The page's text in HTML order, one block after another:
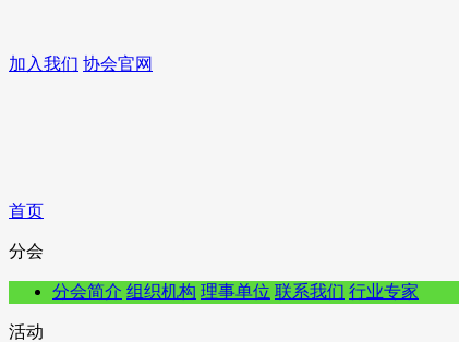
加入我们 协会官网
首页
分会
分会简介 组织机构 理事单位 联系我们 行业专家
活动